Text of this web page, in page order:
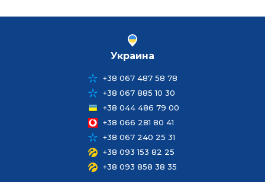
Украина
+38 067 487 58 78
+38 067 885 10 30
+38 044 486 79 00
+38 066 281 80 41
+38 067 240 25 31
+38 093 153 82 25
+38 093 858 38 35